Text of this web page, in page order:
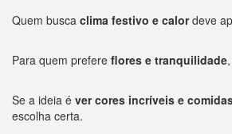
Quem busca clima festivo e calordeve
Para quem prefere flores e tranquilidade
Se a ideia é ver cores incríveis e
escolha certa.